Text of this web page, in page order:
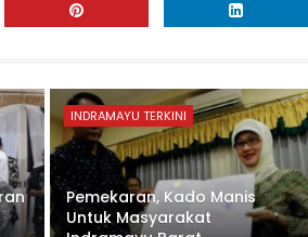
INDRAMAYU TERKINI
Pemekaran, Kado Manis
Untuk Masyarakat